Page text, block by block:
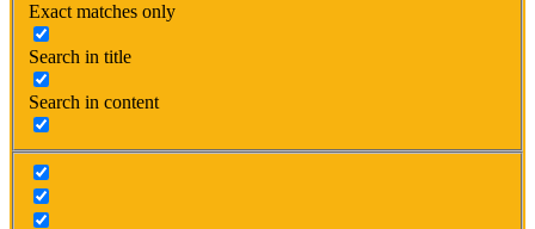
Exact matches only
Search in title
Search in content